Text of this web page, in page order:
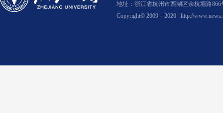
地址：浙江省杭州市西湖区余杭塘路
Copyright© 2009－2020 http://